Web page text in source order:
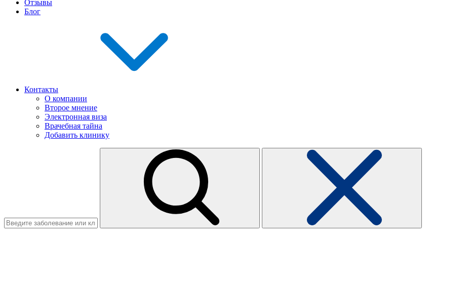
Отзывы
Блог
Контакты
О компании
Второе мнение
Электронная виза
Врачебная тайна
Добавить клинику